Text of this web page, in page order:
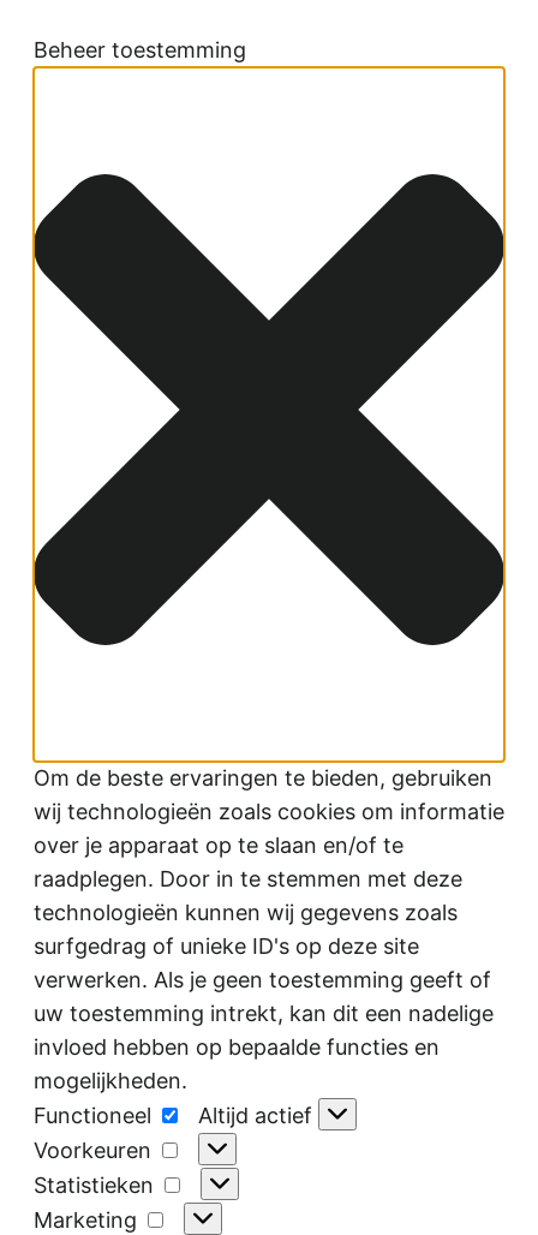
Beheer toestemming
Om de beste ervaringen te bieden, gebruiken
wij technologieën zoals cookies om informatie
over je apparaat op te slaan en/of te
raadplegen. Door in te stemmen met deze
technologieën kunnen wij gegevens zoals
surfgedrag of unieke ID's op deze site
verwerken. Als je geen toestemming geeft of
uw toestemming intrekt, kan dit een nadelige
invloed hebben op bepaalde functies en
mogelijkheden.
Functioneel
Functioneel
Altijd actief
Voorkeuren
Voorkeuren
Statistieken
Statistieken
Marketing
Marketing